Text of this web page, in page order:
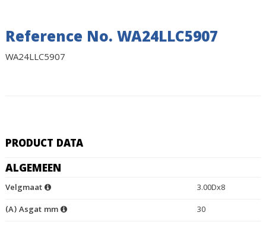
Reference No. WA24LLC5907
WA24LLC5907
PRODUCT DATA
ALGEMEEN
Velgmaat
3.00Dx8
(A) Asgat mm
30